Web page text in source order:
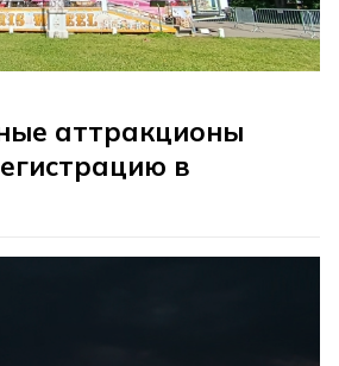
аттракционы
в